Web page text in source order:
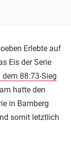
Erlebte auf
Eis der Serie
dem 88:73-Sieg
hatte den
in Bamberg
somit letztlich